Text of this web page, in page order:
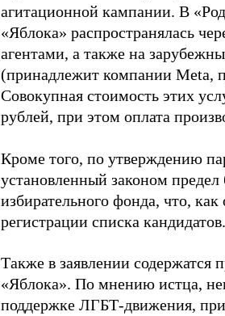
агитационной кампании. В
«Яблока» распространялась
агентами, а также на
(принадлежит компании Meta,
Совокупная стоимость этих
рублей, при этом оплата
Кроме того, по утверждению
установленный законом
избирательного фонда, что,
регистрации списка кандидатов.
Также в заявлении содержатся
«Яблока». По мнению истца,
поддержке ЛГБТ-движения,